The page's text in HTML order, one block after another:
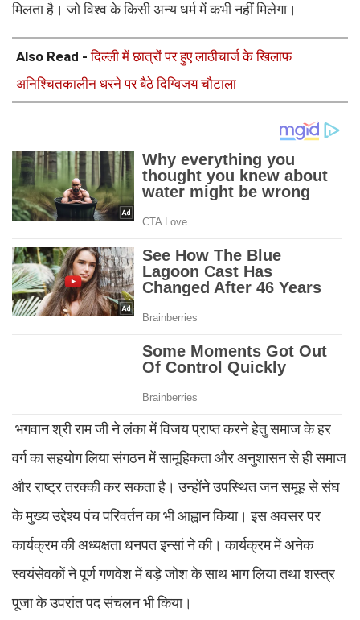
मिलता है। जो विश्व के किसी अन्य धर्म में कभी नहीं मिलेगा।
Also Read -दिल्ली में छात्रों पर हुए लाठीचार्ज के खिलाफ
अनिश्चितकालीन धरने पर बैठे दिग्विजय चौटाला
भगवान श्री राम जी ने लंका में विजय प्राप्त करने हेतु समाज के हर
वर्ग का सहयोग लिया संगठन में सामूहिकता और अनुशासन से ही समाज
और राष्ट्र तरक्की कर सकता है। उन्होंने उपस्थित जन समूह से संघ
के मुख्य उद्देश्य पंच परिवर्तन का भी आह्वान किया। इस अवसर पर
कार्यक्रम की अध्यक्षता धनपत इन्सां ने की। कार्यक्रम में अनेक
स्वयंसेवकों ने पूर्ण गणवेश में बड़े जोश के साथ भाग लिया तथा शस्त्र
पूजा के उपरांत पद संचलन भी किया।